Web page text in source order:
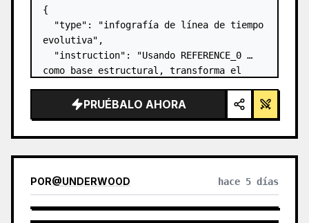
{
  "type": "infografía de línea de tiempo
evolutiva",
  "instruction": "Usando REFERENCE_0
como base estructural, transforma el
3D altamente realista. Reemplaza las
rampas lisas por escalones de piedra
PRUÉBALO AHORA
POR@UNDERWOOD hace 5 días